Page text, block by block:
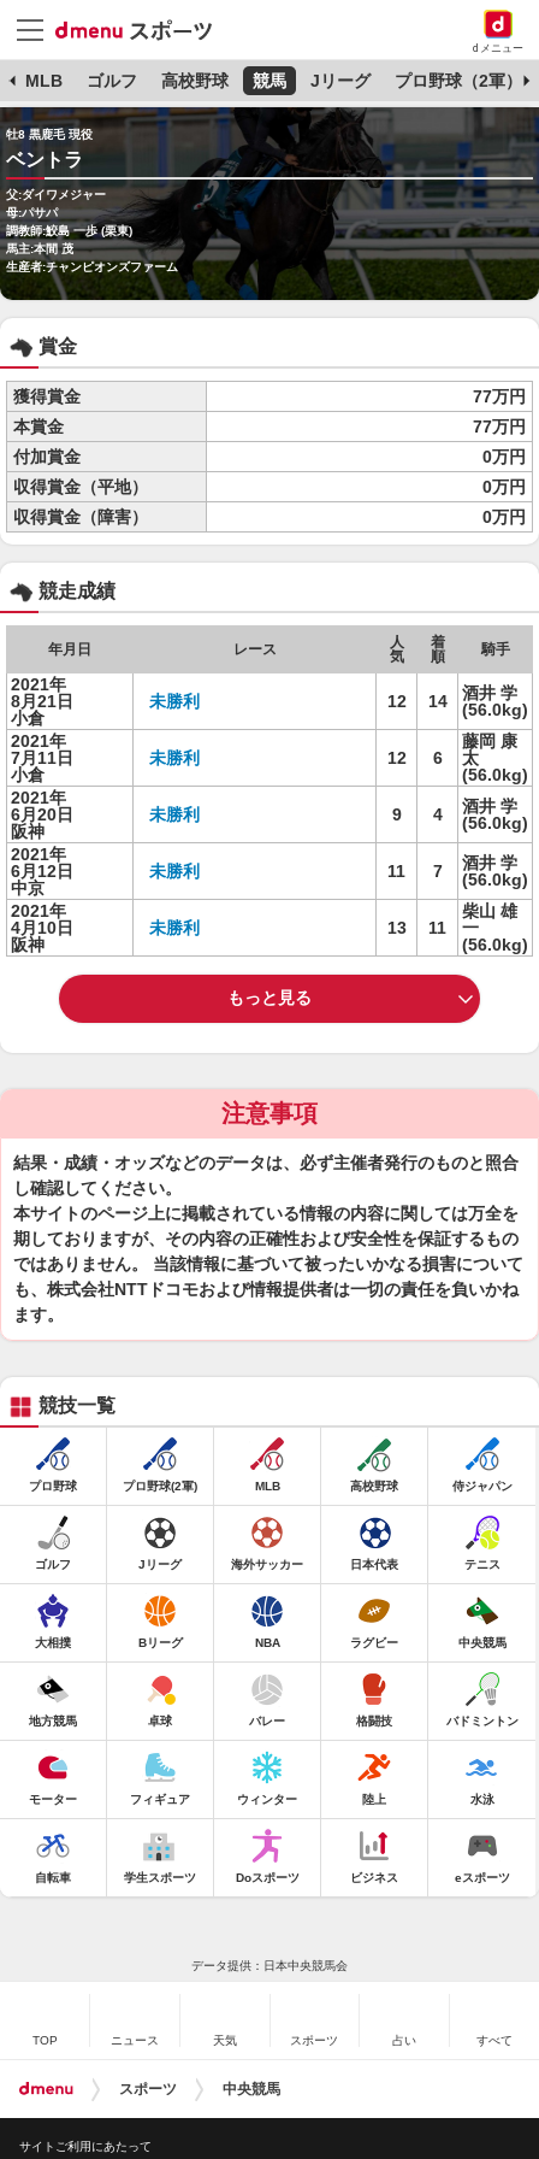
dメニュー
MLB ゴルフ 高校野球 競馬 Jリーグ プロ野球（2軍）
牡8 黒鹿毛 現役
ベントラ
父:ダイワメジャー
母:パサパ
調教師:鮫島 一歩 (栗東)
馬主:本間 茂
生産者:チャンピオンズファーム
賞金
獲得賞金
77万円
本賞金
77万円
付加賞金
0万円
収得賞金（平地）
0万円
収得賞金（障害）
0万円
競走成績
年月日 レース
人
気
着
順
騎手
2021年
8月21日
小倉
未勝利 12 14
酒井 学
(56.0kg)
2021年
7月11日
小倉
未勝利 12 6
藤岡 康
太
(56.0kg)
2021年
6月20日
阪神
未勝利 9 4
酒井 学
(56.0kg)
2021年
6月12日
中京
未勝利 11 7
酒井 学
(56.0kg)
2021年
4月10日
阪神
未勝利 13 11
柴山 雄
一
(56.0kg)
もっと見る
注意事項
結果・成績・オッズなどのデータは、必ず主催者発行のものと照合
し確認してください。
本サイトのページ上に掲載されている情報の内容に関しては万全を
期しておりますが、その内容の正確性および安全性を保証するもの
ではありません。 当該情報に基づいて被ったいかなる損害について
も、株式会社NTTドコモおよび情報提供者は一切の責任を負いかね
ます。
競技一覧
プロ野球 プロ野球(2軍) MLB 高校野球 侍ジャパン
ゴルフ Jリーグ 海外サッカー 日本代表 テニス
大相撲 Bリーグ NBA ラグビー 中央競馬
地方競馬 卓球 バレー 格闘技 バドミントン
モーター フィギュア ウィンター 陸上 水泳
自転車 学生スポーツ Doスポーツ ビジネス eスポーツ
データ提供：日本中央競馬会
TOP ニュース 天気 スポーツ 占い すべて
スポーツ 中央競馬
サイトご利用にあたって